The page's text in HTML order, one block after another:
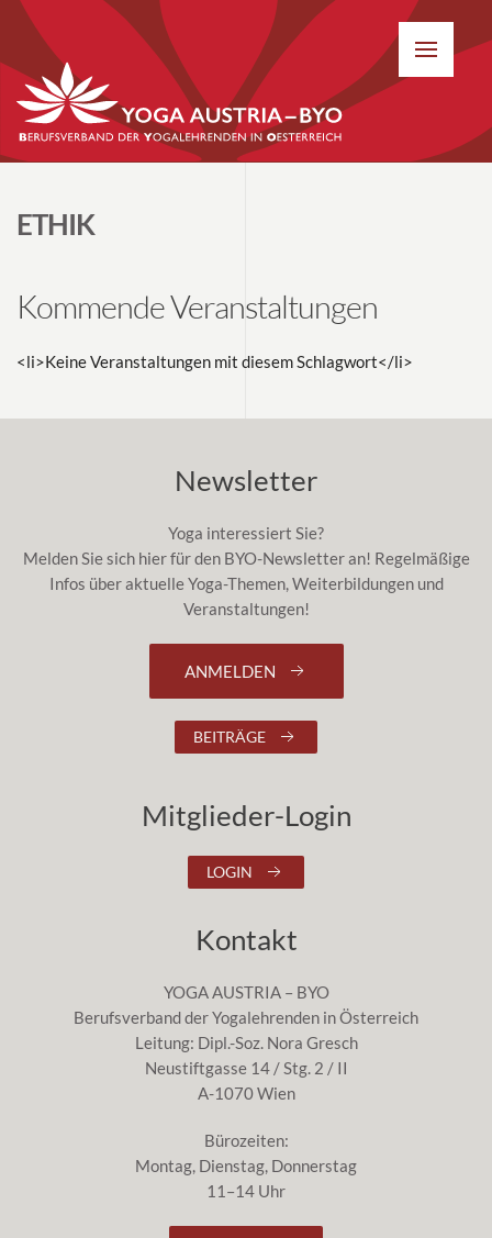
ETHIK
Kommende Veranstaltungen
<li>Keine Veranstaltungen mit diesem Schlagwort</li>
Newsletter
Yoga interessiert Sie?
Melden Sie sich hier für den BYO-Newsletter an! Regelmäßige
Infos über aktuelle Yoga-Themen, Weiterbildungen und
Veranstaltungen!
ANMELDEN
BEITRÄGE
Mitglieder-Login
LOGIN
Kontakt
YOGA AUSTRIA – BYO
Berufsverband der Yogalehrenden in Österreich
Leitung: Dipl.-Soz. Nora Gresch
Neustiftgasse 14 / Stg. 2 / II
A-1070 Wien
Bürozeiten:
Montag, Dienstag, Donnerstag
11–14 Uhr